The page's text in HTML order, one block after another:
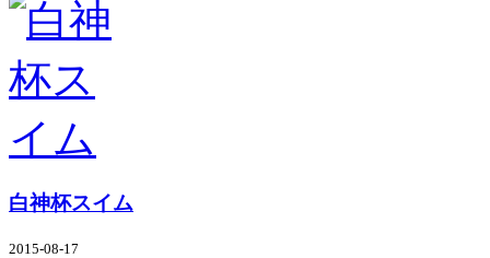
白神杯スイム
2015-08-17